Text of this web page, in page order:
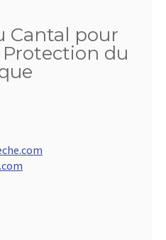
Cantal pour
Protection du